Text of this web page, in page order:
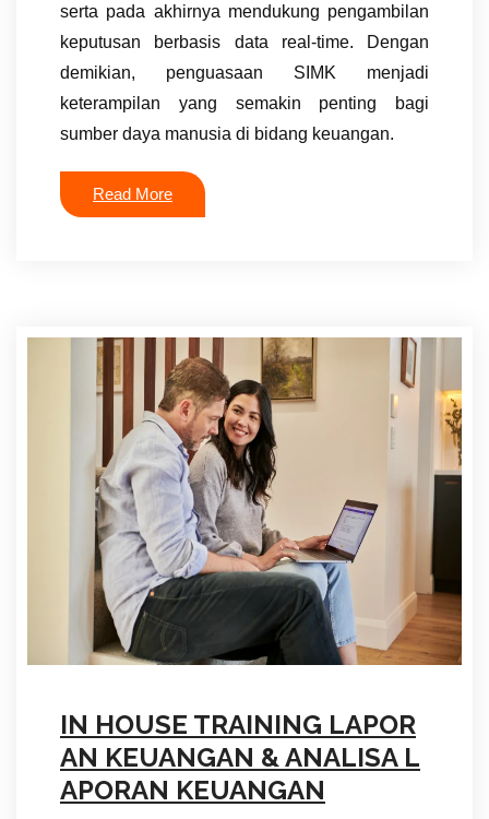
serta pada akhirnya mendukung pengambilan
keputusan berbasis data real-time. Dengan
demikian, penguasaan SIMK menjadi
keterampilan yang semakin penting bagi
sumber daya manusia di bidang keuangan.
Read More
IN HOUSE TRAINING LAPOR
AN KEUANGAN & ANALISA L
APORAN KEUANGAN